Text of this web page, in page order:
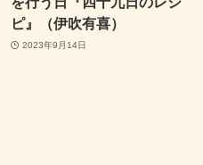
ピ』（伊吹有喜）
2023年9月14日